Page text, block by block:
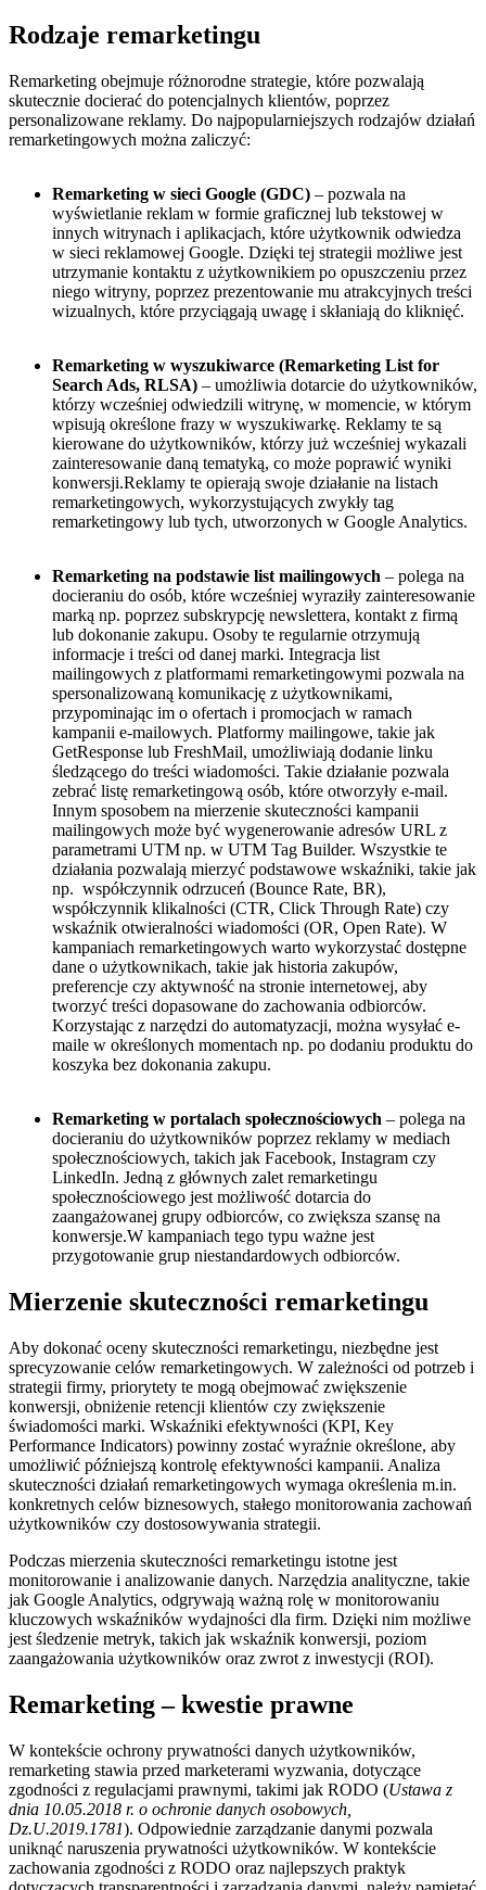
Rodzaje remarketingu
Remarketing obejmuje różnorodne strategie, które pozwalają
skutecznie docierać do potencjalnych klientów, poprzez
personalizowane reklamy. Do najpopularniejszych rodzajów działań
remarketingowych można zaliczyć:
Remarketing w sieci Google (GDC) – pozwala na
wyświetlanie reklam w formie graficznej lub tekstowej w
innych witrynach i aplikacjach, które użytkownik odwiedza
w sieci reklamowej Google. Dzięki tej strategii możliwe jest
utrzymanie kontaktu z użytkownikiem po opuszczeniu przez
niego witryny, poprzez prezentowanie mu atrakcyjnych treści
wizualnych, które przyciągają uwagę i skłaniają do kliknięć.
Remarketing w wyszukiwarce (Remarketing List for
Search Ads, RLSA) – umożliwia dotarcie do użytkowników,
którzy wcześniej odwiedzili witrynę, w momencie, w którym
wpisują określone frazy w wyszukiwarkę. Reklamy te są
kierowane do użytkowników, którzy już wcześniej wykazali
zainteresowanie daną tematyką, co może poprawić wyniki
konwersji.Reklamy te opierają swoje działanie na listach
remarketingowych, wykorzystujących zwykły tag
remarketingowy lub tych, utworzonych w Google Analytics.
Remarketing na podstawie list mailingowych – polega na
docieraniu do osób, które wcześniej wyraziły zainteresowanie
marką np. poprzez subskrypcję newslettera, kontakt z firmą
lub dokonanie zakupu. Osoby te regularnie otrzymują
informacje i treści od danej marki. Integracja list
mailingowych z platformami remarketingowymi pozwala na
spersonalizowaną komunikację z użytkownikami,
przypominając im o ofertach i promocjach w ramach
kampanii e-mailowych. Platformy mailingowe, takie jak
GetResponse lub FreshMail, umożliwiają dodanie linku
śledzącego do treści wiadomości. Takie działanie pozwala
zebrać listę remarketingową osób, które otworzyły e-mail.
Innym sposobem na mierzenie skuteczności kampanii
mailingowych może być wygenerowanie adresów URL z
parametrami UTM np. w UTM Tag Builder. Wszystkie te
działania pozwalają mierzyć podstawowe wskaźniki, takie jak
np. współczynnik odrzuceń (Bounce Rate, BR),
współczynnik klikalności (CTR, Click Through Rate) czy
wskaźnik otwieralności wiadomości (OR, Open Rate). W
kampaniach remarketingowych warto wykorzystać dostępne
dane o użytkownikach, takie jak historia zakupów,
preferencje czy aktywność na stronie internetowej, aby
tworzyć treści dopasowane do zachowania odbiorców.
Korzystając z narzędzi do automatyzacji, można wysyłać e-
maile w określonych momentach np. po dodaniu produktu do
koszyka bez dokonania zakupu.
Remarketing w portalach społecznościowych – polega na
docieraniu do użytkowników poprzez reklamy w mediach
społecznościowych, takich jak Facebook, Instagram czy
LinkedIn. Jedną z głównych zalet remarketingu
społecznościowego jest możliwość dotarcia do
zaangażowanej grupy odbiorców, co zwiększa szansę na
konwersje.W kampaniach tego typu ważne jest
przygotowanie grup niestandardowych odbiorców.
Mierzenie skuteczności remarketingu
Aby dokonać oceny skuteczności remarketingu, niezbędne jest
sprecyzowanie celów remarketingowych. W zależności od potrzeb i
strategii firmy, priorytety te mogą obejmować zwiększenie
konwersji, obniżenie retencji klientów czy zwiększenie
świadomości marki. Wskaźniki efektywności (KPI, Key
Performance Indicators) powinny zostać wyraźnie określone, aby
umożliwić późniejszą kontrolę efektywności kampanii. Analiza
skuteczności działań remarketingowych wymaga określenia m.in.
konkretnych celów biznesowych, stałego monitorowania zachowań
użytkowników czy dostosowywania strategii.
Podczas mierzenia skuteczności remarketingu istotne jest
monitorowanie i analizowanie danych. Narzędzia analityczne, takie
jak Google Analytics, odgrywają ważną rolę w monitorowaniu
kluczowych wskaźników wydajności dla firm. Dzięki nim możliwe
jest śledzenie metryk, takich jak wskaźnik konwersji, poziom
zaangażowania użytkowników oraz zwrot z inwestycji (ROI).
Remarketing – kwestie prawne
W kontekście ochrony prywatności danych użytkowników,
remarketing stawia przed marketerami wyzwania, dotyczące
zgodności z regulacjami prawnymi, takimi jak RODO (Ustawa z
dnia 10.05.2018 r. o ochronie danych osobowych,
Dz.U.2019.1781). Odpowiednie zarządzanie danymi pozwala
uniknąć naruszenia prywatności użytkowników. W kontekście
zachowania zgodności z RODO oraz najlepszych praktyk